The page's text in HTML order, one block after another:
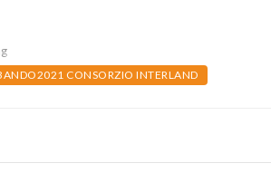
CONSORZIO INTERLAND